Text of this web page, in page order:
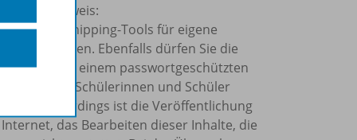
Hinweis:
und Snipping-Tools für eigene
verwenden. Ebenfalls dürfen Sie die
in einem passwortgeschützten
allein Ihre Schülerinnen und Schüler
Allerdings ist die Veröffentlichung
das Bearbeiten dieser Inhalte, die